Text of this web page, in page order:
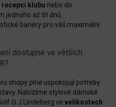
klubu nebo do
jednoho až tří dnů.
bariéry pro váš maximální
dostupné ve větších
shopy plně uspokojují potřeby
Nabízíme stylové dámské
či J.Lindeberg ve velikostech